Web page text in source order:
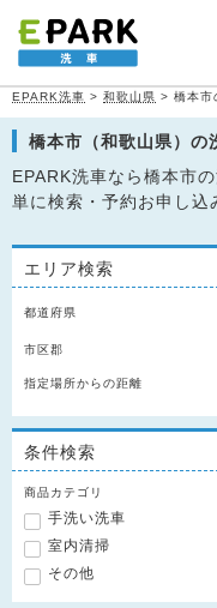
EPARK洗車 > 和歌山県 > 橋本市
橋本市（和歌山県）の
EPARK洗車なら橋本市
単に検索・予約お申し込
エリア検索
都道府県
市区郡
指定場所からの距離
条件検索
商品カテゴリ
手洗い洗車
室内清掃
その他